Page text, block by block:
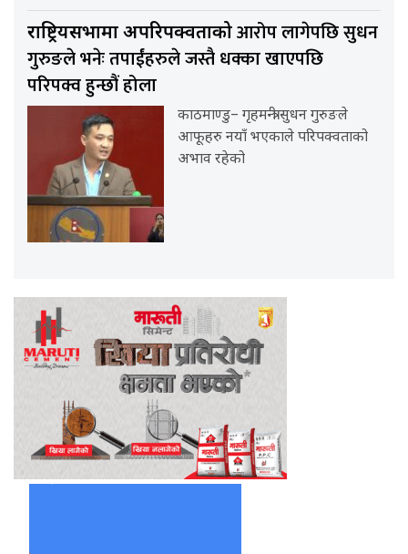
राष्ट्रियसभामा अपरिपक्वताकोआरोप लागेपछि सुधन
गुरुङले भनेः तपाईंहरुले जस्तै धक्का खाएपछि
परिपक्व हुन्छौं होला
काठमाण्डु– गृहमन्त्री सुधन गुरुङले
आफूहरु नयाँ भएकाले परिपक्वताको
अभाव रहेको